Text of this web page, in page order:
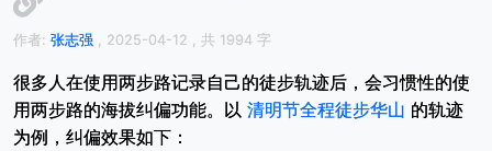
作者: 张志强 , 2025-04-12 , 共 1994 字
很多人在使用两步路记录自己的徒步轨迹后，会习惯性的使
用两步路的海拔纠偏功能。以 清明节全程徒步华山 的轨迹
为例，纠偏效果如下：